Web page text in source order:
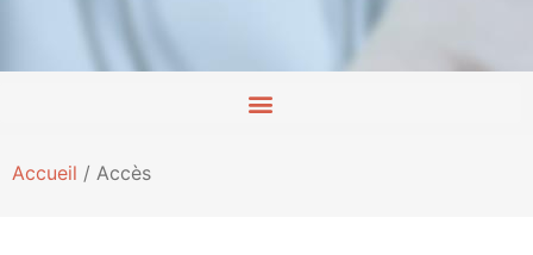
Accueil / Accès